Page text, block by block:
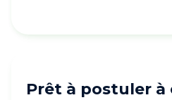
Prêt à postuler